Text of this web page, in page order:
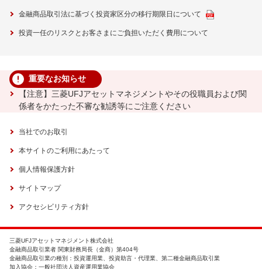
金融商品取引法に基づく投資家区分の移行期限日について
投資一任のリスクとお客さまにご負担いただく費用について
重要なお知らせ
【注意】三菱UFJアセットマネジメントやその役職員および関
係者をかたった不審な勧誘等にご注意ください
当社でのお取引
本サイトのご利用にあたって
個人情報保護方針
サイトマップ
アクセシビリティ方針
三菱UFJアセットマネジメント株式会社
金融商品取引業者 関東財務局長（金商）第404号
金融商品取引業の種別：投資運用業、投資助言・代理業、第二種金融商品取引業
加入協会：一般社団法人資産運用業協会